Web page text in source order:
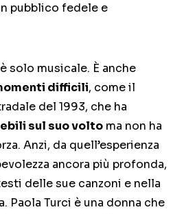
pubblico fedele e
solo musicale. È anche
difficili, come il
del 1993, che ha
sul suo volto ma non ha
Anzi, da quell’esperienza
ancora più profonda,
delle sue canzoni e nella
Paola Turci è una donna che